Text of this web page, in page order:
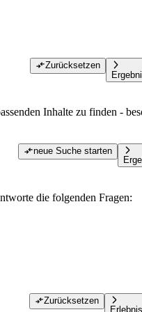
Zurücksetzen
Inhalte zu finden -
neue Suche starten
die folgenden Fragen:
Zurücksetzen